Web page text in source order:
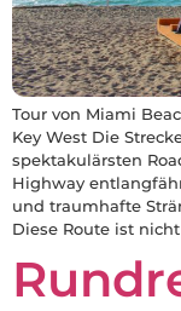
Tour von Miami
Key West Die
spektakulärsten
Highway
und traumhafte
Diese Route ist